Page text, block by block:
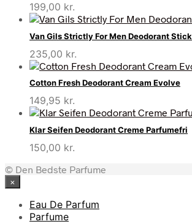
199,00 kr.
Van Gils Strictly For Men Deodorant Stick
235,00 kr.
Cotton Fresh Deodorant Cream Evolve
149,95 kr.
Klar Seifen Deodorant Creme Parfumefri
150,00 kr.
© Den Bedste Parfume
×
Eau De Parfum
Parfume